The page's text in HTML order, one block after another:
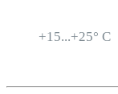
+15...+25° C